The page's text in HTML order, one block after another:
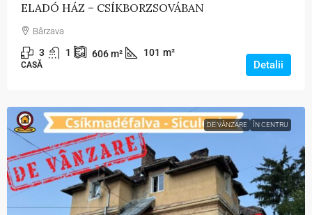
ELADÓ HÁZ – CSÍKBORZSOVÁBAN
Bârzava
3 1 606m² 101 m²
CASĂ Detalii
DE VÂNZARE ÎN CENTRU